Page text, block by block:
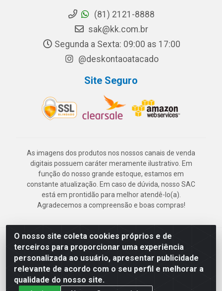
O nosso site coleta cookies próprios e de
terceiros para proporcionar uma experiência
personalizada ao usuário, apresentar publicidade
relevante de acordo com o seu perfil e melhorar a
qualidade do nosso site.
(81) 2121-8888
sak@kk.com.br
Segunda a Sexta: 09:00 as 17:00
@deskontaoatacado
Site Seguro
As imagens dos produtos nos nossos canais de venda
digitais possuem caráter meramente ilustrativo. Em
função do nosso grande estoque, estamos em
constante atualização. Em caso de dúvida, nosso SAC
está em prontidão para melhor atendê-lo(a).
Agradecemos a compreensão e boas compras!
Deskontão Atacado - Av. Marechal Mascarenhas de Morais, 2471 -
Imbiribeira - Recife/PE - CEP 51.150-001 - CNPJ 24.150.377/0003-
57